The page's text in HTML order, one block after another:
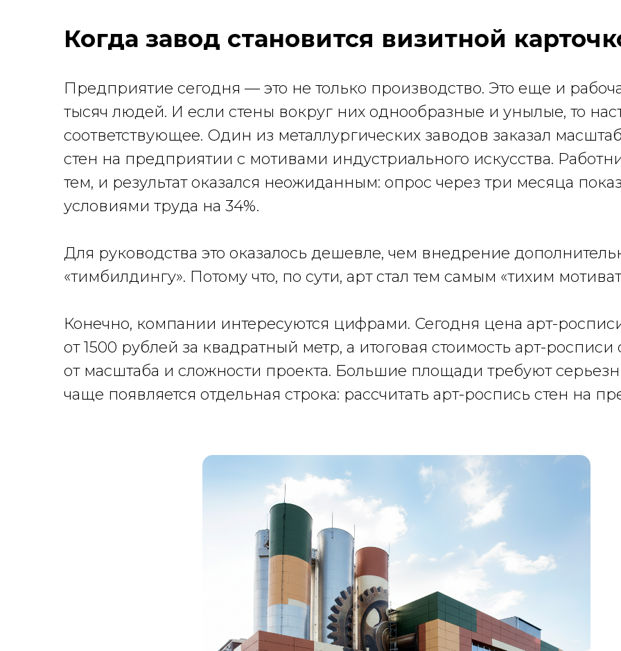
Когда завод становится визитной
Предприятие сегодня — это не только производство. Это еще и
тысяч людей. И если стены вокруг них однообразные и унылые, то
соответствующее. Один из металлургических заводов заказал
стен на предприятии с мотивами индустриального искусства.
тем, и результат оказался неожиданным: опрос через три месяца
условиями труда на 34%.
Для руководства это оказалось дешевле, чем внедрение
«тимбилдингу». Потому что, по сути, арт стал тем самым «тихим
Конечно, компании интересуются цифрами. Сегодня цена арт-
от 1500 рублей за квадратный метр, а итоговая стоимость арт-
от масштаба и сложности проекта. Большие площади требуют
чаще появляется отдельная строка: рассчитать арт-роспись стен на